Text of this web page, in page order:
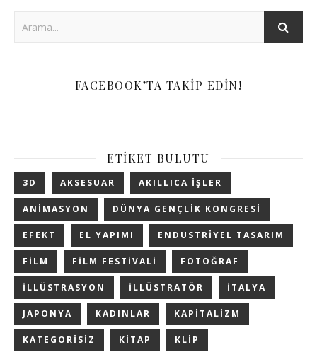
FACEBOOK’TA TAKIP EDIN!
ETIKET BULUTU
3D AKSESUAR AKILLICA IŞLER
ANIMASYON DÜNYA GENÇLIK KONGRESI
EFEKT EL YAPIMI ENDUSTRIYEL TASARIM
FILM FILM FESTIVALI FOTOĞRAF
ILLÜSTRASYON ILLÜSTRATÖR ITALYA
JAPONYA KADINLAR KAPITALIZM
KATEGORISIZ KITAP KLIP